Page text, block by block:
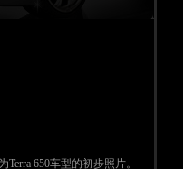
650车型的初步照片。